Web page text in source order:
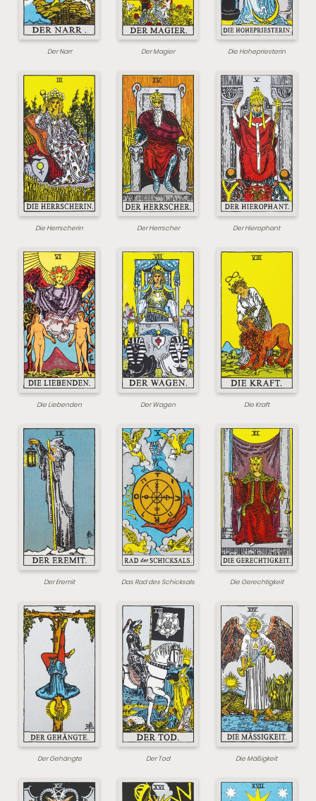
Der Narr Der Magier Die Hohepriesterin
Die Herrscherin Der Herrscher Der Hierophant
Die Liebenden Der Wagen Die Kraft
Der Eremit Das Rad des Schicksals Die Gerechtigkeit
Der Gehängte Der Tod Die Mäßigkeit